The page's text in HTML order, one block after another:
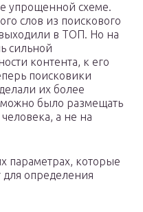
упрощенной схеме.
слов из поискового
выходили в ТОП. Но на
сильной
контента, к его
поисковики
их более
было размещать
а не на
параметрах, которые
для определения